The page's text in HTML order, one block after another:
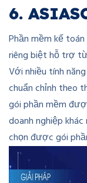
6.
Phần mềm kế
riêng biệt hỗ trợ
Với nhiều tính
chuẩn chỉnh theo
gói phần mềm
doanh nghiệp
chọn được gói